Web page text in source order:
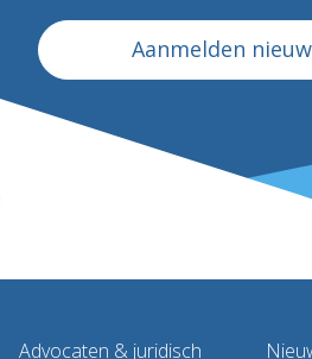
Aanmelden
Advocaten & juridisch